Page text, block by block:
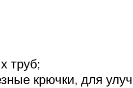
труб;
крючки, для